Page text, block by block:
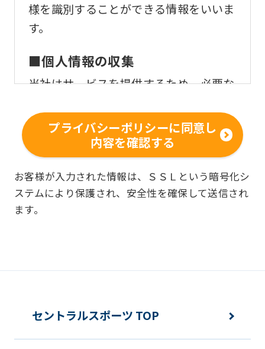
様を識別することができる情報をいいま
す。
■個人情報の収集
当社はサービスを提供するため、必要な
客様の個人情報を収集いたします。
■個人情報の利用
お客様からお預かりした個人情報は、以
下の目的で使用させて頂きます。また、
違法または不当な行為を助長し、または
ご利用上の諸連絡や利用状況の確認の
プライバシーポリシーに同意し
内容を確認する
お客様が入力された情報は、ＳＳＬという暗号化シ
ステムにより保護され、安全性を確保して送信され
ます。
セントラルスポーツ TOP